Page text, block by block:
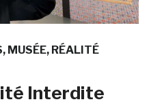
MUSÉE RÉALITÉ
Interdite